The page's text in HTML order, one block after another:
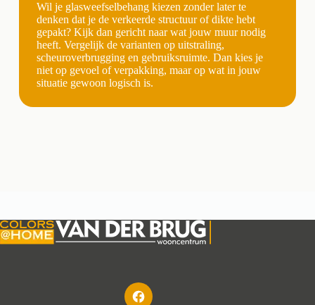
Wil je glasweefselbehang kiezen zonder later te
denken dat je de verkeerde structuur of dikte hebt
gepakt? Kijk dan gericht naar wat jouw muur nodig
heeft. Vergelijk de varianten op uitstraling,
scheuroverbrugging en gebruiksruimte. Dan kies je
niet op gevoel of verpakking, maar op wat in jouw
situatie gewoon logisch is.